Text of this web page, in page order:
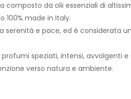
composto da olii essenziali di
100% made in Italy.
serenità e pace, ed è considerata
speziati, intensi, avvolgenti e
verso natura e ambiente.